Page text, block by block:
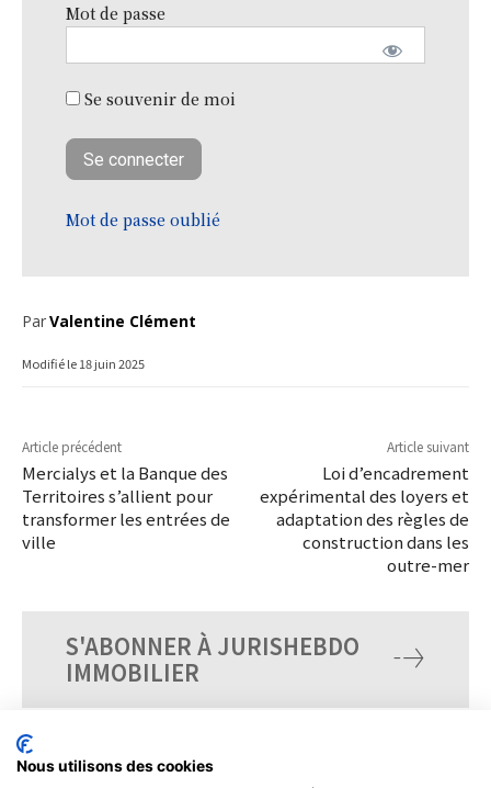
Mot de passe
Se souvenir de moi
Mot de passe oublié
ParValentine Clément
Modifié le18 juin 2025
Article précédent
Mercialys et la Banque des
Territoires s’allient pour
transformer les entrées de
ville
Article suivant
Loi d’encadrement
expérimental des loyers et
adaptation des règles de
construction dans les
outre-mer
S'ABONNER À JURISHEBDO
IMMOBILIER
Nous utilisons des cookies